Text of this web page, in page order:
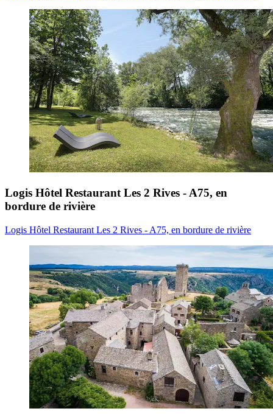
Logis Hôtel Restaurant Les 2 Rives - A75, en
bordure de rivière
Logis Hôtel Restaurant Les 2 Rives - A75, en bordure de rivière